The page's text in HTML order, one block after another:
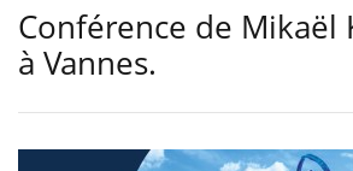
Conférence de Mikaël
à Vannes.